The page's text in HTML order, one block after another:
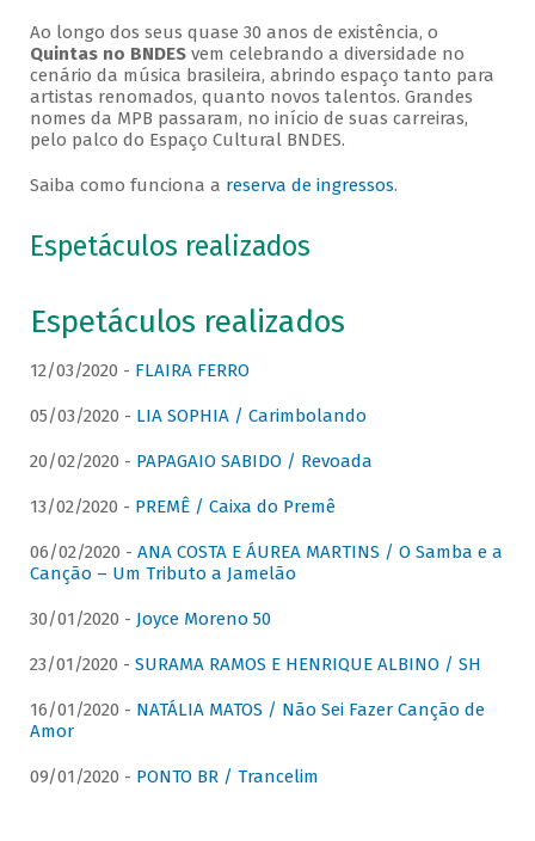
Ao longo dos seus quase 30 anos de existência, o
Quintas no BNDESvem celebrando a diversidade no
cenário da música brasileira, abrindo espaço tanto para
artistas renomados, quanto novos talentos. Grandes
nomes da MPB passaram, no início de suas carreiras,
pelo palco do Espaço Cultural BNDES.
Saiba como funciona a reserva de ingressos.
Espetáculos realizados
Espetáculos realizados
12/03/2020 - FLAIRA FERRO
05/03/2020 - LIA SOPHIA / Carimbolando
20/02/2020 - PAPAGAIO SABIDO / Revoada
13/02/2020 - PREMÊ / Caixa do Premê
06/02/2020 - ANA COSTA E ÁUREA MARTINS / O Samba e a
Canção – Um Tributo a Jamelão
30/01/2020 - Joyce Moreno 50
23/01/2020 - SURAMA RAMOS E HENRIQUE ALBINO / SH
16/01/2020 - NATÁLIA MATOS / Não Sei Fazer Canção de
Amor
09/01/2020 - PONTO BR / Trancelim